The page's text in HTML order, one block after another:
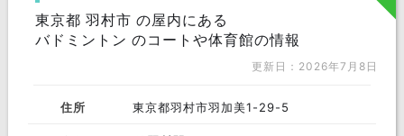
府中市 渋谷区
東京都 羽村市 の屋内にある
バドミントン のコートや体育館の情報
更新日：2026年7月8日
住所 東京都羽村市羽加美1-29-5